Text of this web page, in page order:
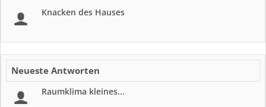
Knacken des Hauses
Neueste Antworten
Raumklima kleines...